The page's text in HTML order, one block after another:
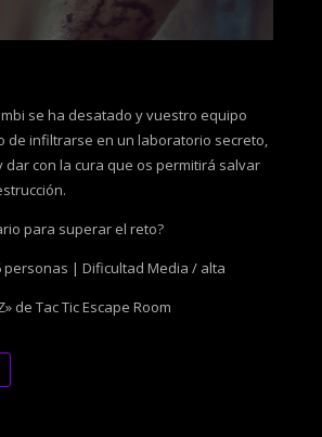
se ha desatado y vuestro equipo
de infiltrarse en un laboratorio secreto,
dar con la cura que os permitirá salvar
para superar el reto?
personas | Dificultad Media / alta
de Tac Tic Escape Room